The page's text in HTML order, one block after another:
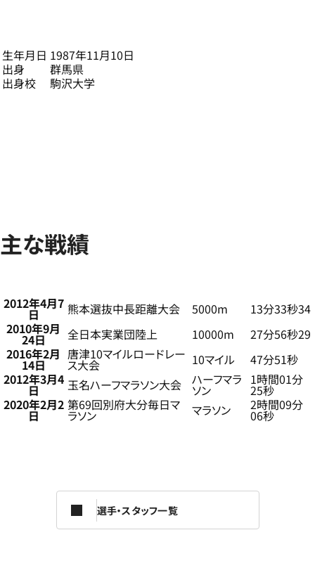
生年月日 1987年11月10日
出身
群馬県
出身校
駒沢大学
主な戦績
2012年4月7
日 熊本選抜中長距離大会 5000m
13分33秒34
2010年9月
24日 全日本実業団陸上 10000m
27分56秒29
2016年2月
14日
唐津10マイルロードレー
ス大会 10マイル
47分51秒
2012年3月4
日 玉名ハーフマラソン大会 ハーフマラ
ソン
1時間01分
25秒
2020年2月2
日
第69回別府大分毎日マ
ラソン マラソン 2時間09分
06秒
選手・スタッフ一覧